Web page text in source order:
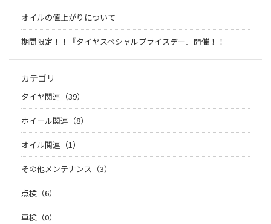
オイルの値上がりについて
期間限定！！『タイヤスペシャルプライスデー』開催！！
カテゴリ
タイヤ関連（39）
ホイール関連（8）
オイル関連（1）
その他メンテナンス（3）
点検（6）
車検（0）